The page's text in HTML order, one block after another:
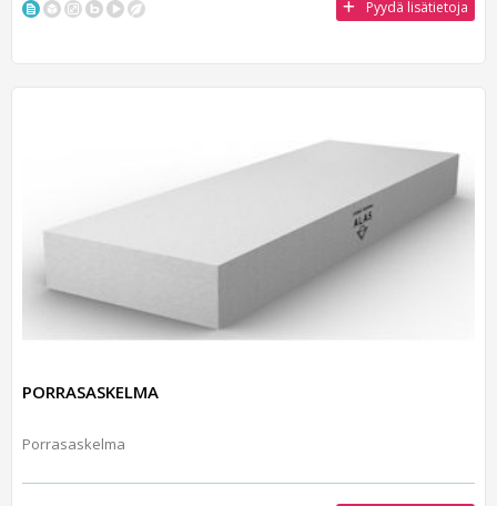
Pyydä lisätietoja
PORRASASKELMA
Porrasaskelma